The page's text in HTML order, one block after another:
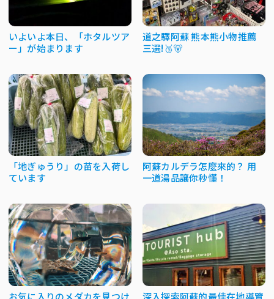
いよいよ本日、「ホタルツア
ー」が始まります
道之驛阿蘇 熊本熊小物推薦
三選!🥉🐻
「地ぎゅうり」の苗を入荷し
ています
阿蘇カルデラ怎麼來的？ 用
一道湯品讓你秒懂！
お気に入りのメダカを見つけ
深入探索阿蘇的最佳在地導覽